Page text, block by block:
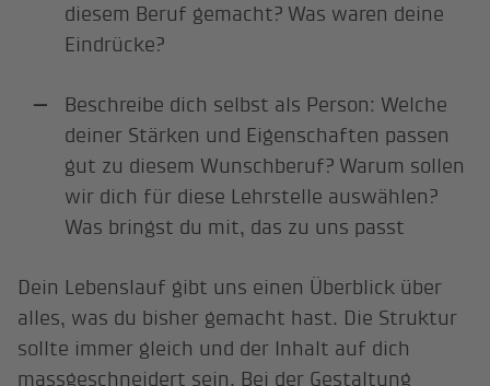
diesem Beruf gemacht? Was waren deine
Eindrücke?
Beschreibe dich selbst als Person: Welche
deiner Stärken und Eigenschaften passen
gut zu diesem Wunschberuf? Warum sollen
wir dich für diese Lehrstelle auswählen?
Was bringst du mit, das zu uns passt
Dein Lebenslauf gibt uns einen Überblick über
alles, was du bisher gemacht hast. Die Struktur
sollte immer gleich und der Inhalt auf dich
massgeschneidert sein. Bei der Gestaltung